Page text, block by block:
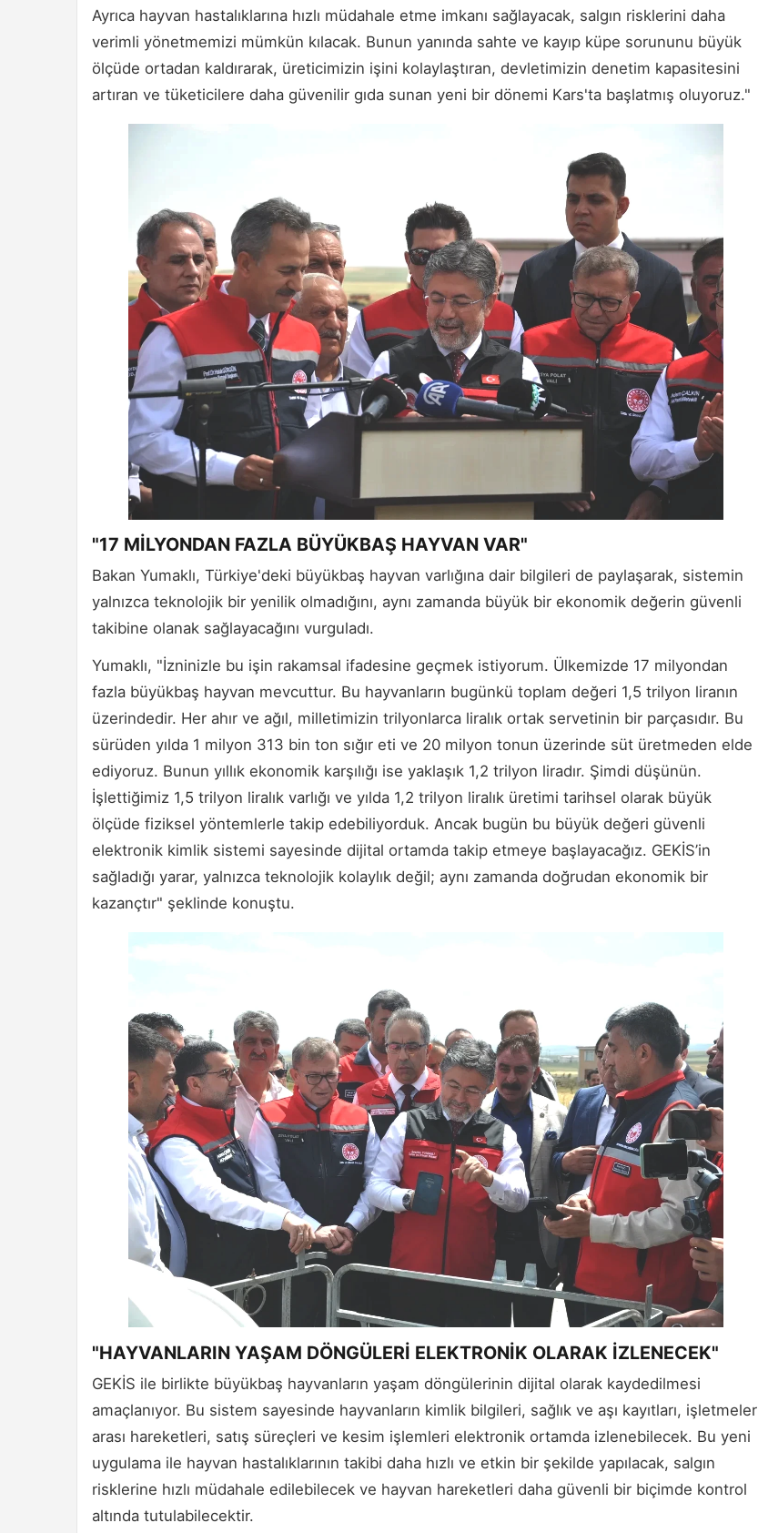
Ayrıca hayvan hastalıklarına hızlı müdahale etme imkanı sağlayacak, salgın risklerini daha
verimli yönetmemizi mümkün kılacak. Bunun yanında sahte ve kayıp küpe sorununu büyük
ölçüde ortadan kaldırarak, üreticimizin işini kolaylaştıran, devletimizin denetim kapasitesini
artıran ve tüketicilere daha güvenilir gıda sunan yeni bir dönemi Kars'ta başlatmış oluyoruz."
"17 MİLYONDAN FAZLA BÜYÜKBAŞ HAYVAN VAR"
Bakan Yumaklı, Türkiye'deki büyükbaş hayvan varlığına dair bilgileri de paylaşarak, sistemin
yalnızca teknolojik bir yenilik olmadığını, aynı zamanda büyük bir ekonomik değerin güvenli
takibine olanak sağlayacağını vurguladı.
Yumaklı, "İzninizle bu işin rakamsal ifadesine geçmek istiyorum. Ülkemizde 17 milyondan
fazla büyükbaş hayvan mevcuttur. Bu hayvanların bugünkü toplam değeri 1,5 trilyon liranın
üzerindedir. Her ahır ve ağıl, milletimizin trilyonlarca liralık ortak servetinin bir parçasıdır. Bu
sürüden yılda 1 milyon 313 bin ton sığır eti ve 20 milyon tonun üzerinde süt üretmeden elde
ediyoruz. Bunun yıllık ekonomik karşılığı ise yaklaşık 1,2 trilyon liradır. Şimdi düşünün.
İşlettiğimiz 1,5 trilyon liralık varlığı ve yılda 1,2 trilyon liralık üretimi tarihsel olarak büyük
ölçüde fiziksel yöntemlerle takip edebiliyorduk. Ancak bugün bu büyük değeri güvenli
elektronik kimlik sistemi sayesinde dijital ortamda takip etmeye başlayacağız. GEKİS’in
sağladığı yarar, yalnızca teknolojik kolaylık değil; aynı zamanda doğrudan ekonomik bir
kazançtır" şeklinde konuştu.
"HAYVANLARIN YAŞAM DÖNGÜLERİ ELEKTRONİK OLARAK İZLENECEK"
GEKİS ile birlikte büyükbaş hayvanların yaşam döngülerinin dijital olarak kaydedilmesi
amaçlanıyor. Bu sistem sayesinde hayvanların kimlik bilgileri, sağlık ve aşı kayıtları, işletmeler
arası hareketleri, satış süreçleri ve kesim işlemleri elektronik ortamda izlenebilecek. Bu yeni
uygulama ile hayvan hastalıklarının takibi daha hızlı ve etkin bir şekilde yapılacak, salgın
risklerine hızlı müdahale edilebilecek ve hayvan hareketleri daha güvenli bir biçimde kontrol
altında tutulabilecektir.